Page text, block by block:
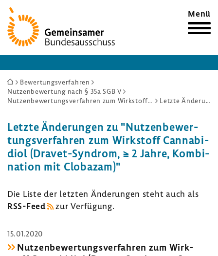
Zur
Startseite
Menü
Sie
sind
Bewertungsverfahren
Nutzenbewertung nach § 35a SGB V
Nutzenbewertungsverfahren zum Wirkstoff Cannabidiol (Dravet-Syndrom, ≥ 2 Jahre, Kombination mit Clobazam)
Letzte Änderungen
Letzte Ände­rungen zu "Nutzen­be­wer­
tungs­ver­fahren zum Wirk­stoff Canna­b­i­
diol (Dravet-​Syndrom, ≥ 2 Jahre, Kombi­
na­tion mit Clobazam)"
Die Liste der letzten Ände­rungen steht auch als
RSS-​Feed
zur Verfü­gung.
15.01.2020
Nutzen­be­wer­tungs­ver­fahren zum Wirk­